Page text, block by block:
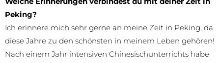
Welche Erinnerungen verbindest du mit deiner Zeit in
Peking?
Ich erinnere mich sehr gerne an meine Zeit in Peking, da
diese Jahre zu den schönsten in meinem Leben gehören!
Nach einem Jahr intensiven Chinesischunterrichts habe